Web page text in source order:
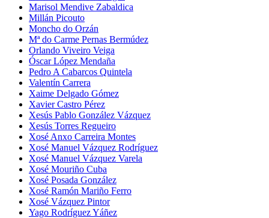
Marisol Mendive Zabaldica
Millán Picouto
Moncho do Orzán
Mª do Carme Pernas Bermúdez
Orlando Viveiro Veiga
Óscar López Mendaña
Pedro A Cabarcos Quintela
Valentín Carrera
Xaime Delgado Gómez
Xavier Castro Pérez
Xesús Pablo González Vázquez
Xesús Torres Regueiro
Xosé Anxo Carreira Montes
Xosé Manuel Vázquez Rodríguez
Xosé Manuel Vázquez Varela
Xosé Mouriño Cuba
Xosé Posada González
Xosé Ramón Mariño Ferro
Xosé Vázquez Pintor
Yago Rodríguez Yáñez